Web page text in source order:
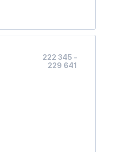
222 345 -
229 641